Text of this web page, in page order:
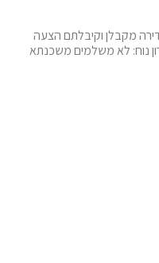
מקבלן וקיבלתם הצעה
נוח: לא משלמים משכנתא